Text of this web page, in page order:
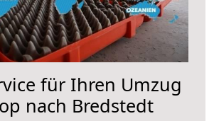
für Ihren Umzug
nach Bredstedt